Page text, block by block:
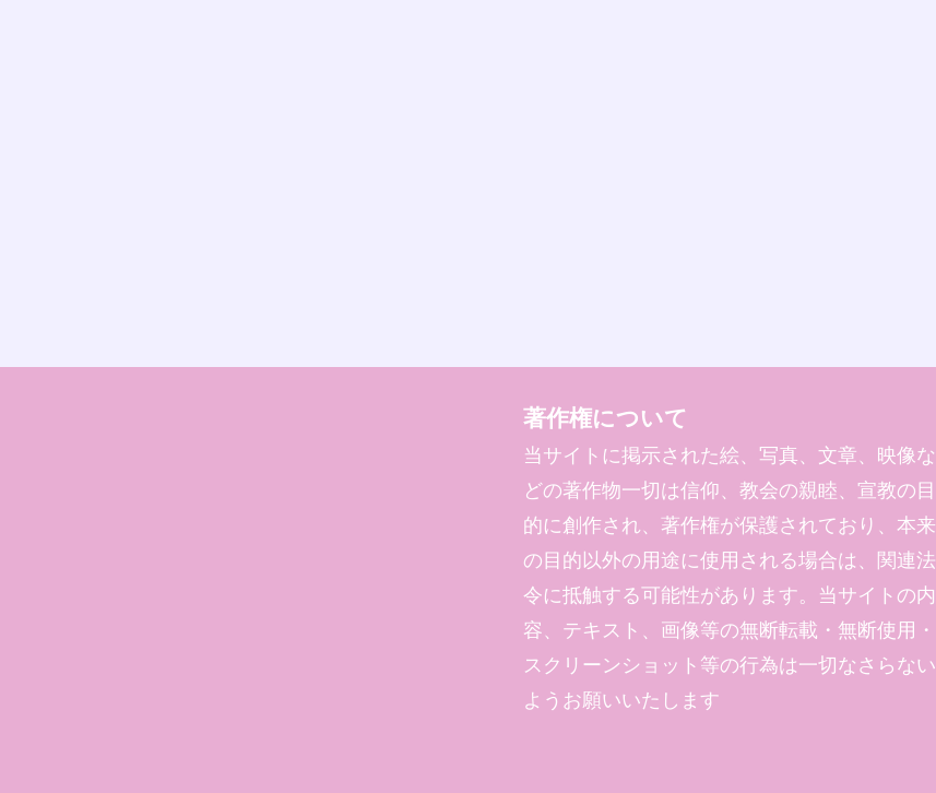
著作権について
当サイトに掲示された絵、写真、文章、映像な
どの著作物一切は信仰、教会の親睦、宣教の目
的に創作され、著作権が保護されており、本来
の目的以外の用途に使用される場合は、関連法
令に抵触する可能性があります。当サイトの内
容、テキスト、画像等の無断転載・無断使用・
スクリーンショット等の行為は一切なさらない
ようお願いいたします